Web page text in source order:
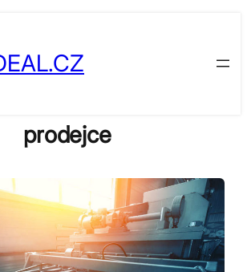
prodejce